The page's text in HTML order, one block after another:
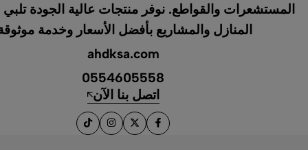
المستشعرات والقواطع. نوفر منتجات عالية الجودة تلبي
المنازل والمشاريع بأفضل الأسعار وخدمة
ahdksa.com
0554605558
اتصل بنا الآن